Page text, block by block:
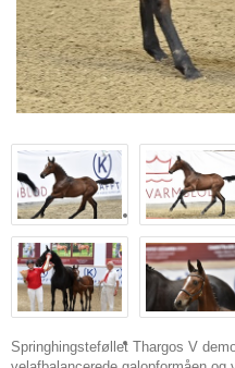
Springhingsteføllet Thargos V